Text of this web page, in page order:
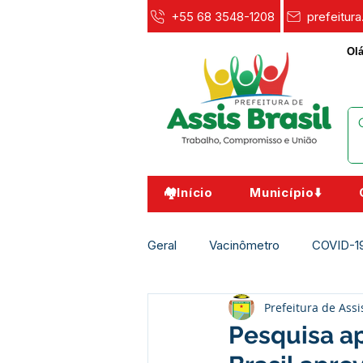
+55 68 3548-1208
🏘️Início Município⬇️
Geral Vacinômetro COVID-
Agricultura e Meio Ambiente
Pesquisa
Prefeitura de